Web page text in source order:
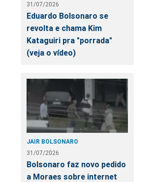
31/07/2026
Eduardo Bolsonaro se
revolta e chama Kim
Kataguiri pra "porrada"
(veja o vídeo)
JAIR BOLSONARO
31/07/2026
Bolsonaro faz novo pedido
a Moraes sobre internet